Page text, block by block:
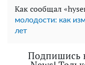
Как сообщал
молодости: как
лет
Подпишись